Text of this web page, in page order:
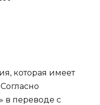
которая имеет
в переводе с